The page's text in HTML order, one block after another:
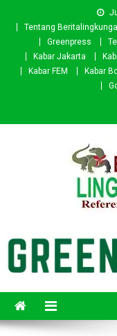
Tentang
Greenpress
Kabar Jakarta
Kabar FEM
Kabar